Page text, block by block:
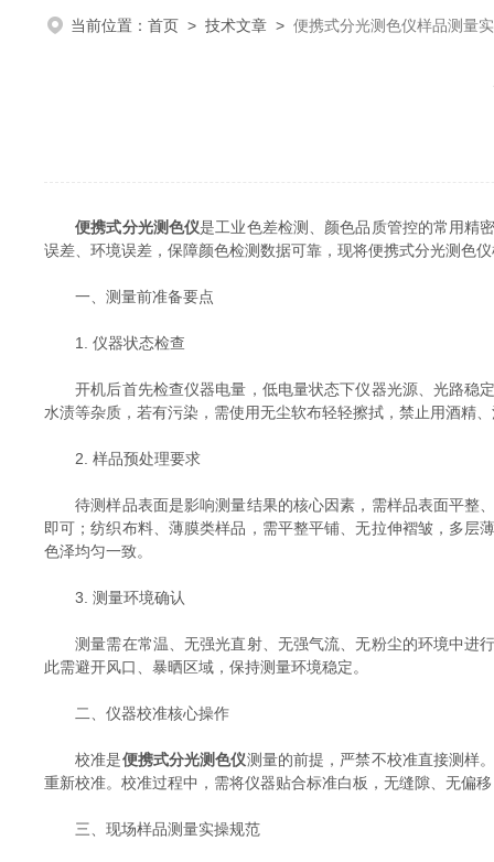
当前位置： 首页 > 技术文章 > 便携式分光测色仪样品测量
便携式分光测色仪是工业色差检测、颜色品质管控的常用精
误差、环境误差，保障颜色检测数据可靠，现将便携式分光测色
一、测量前准备要点
1. 仪器状态检查
开机后首先检查仪器电量，低电量状态下仪器光源、光路稳定
水渍等杂质，若有污染，需使用无尘软布轻轻擦拭，禁止用酒精
2. 样品预处理要求
待测样品表面是影响测量结果的核心因素，需样品表面平整、
即可；纺织布料、薄膜类样品，需平整平铺、无拉伸褶皱，多
色泽均匀一致。
3. 测量环境确认
测量需在常温、无强光直射、无强气流、无粉尘的环境中进行
此需避开风口、暴晒区域，保持测量环境稳定。
二、仪器校准核心操作
校准是便携式分光测色仪测量的前提，严禁不校准直接测样
重新校准。校准过程中，需将仪器贴合标准白板，无缝隙、无偏
三、现场样品测量实操规范